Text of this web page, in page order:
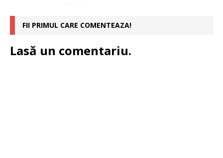
FII PRIMUL CARE COMENTEAZA!
Lasă un comentariu.